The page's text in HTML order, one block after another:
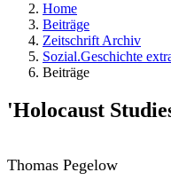
Home
Beiträge
Zeitschrift Archiv
Sozial.Geschichte
Beiträge
'Holocaust
Thomas Pegelow